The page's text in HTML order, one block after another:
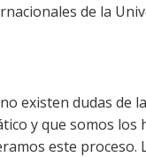
PORTUGUÊS
de la
existen dudas de
y que somos los
este proceso.